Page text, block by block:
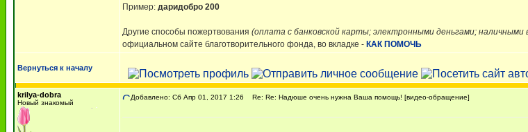
Пример: даридобро 200
Другие способы пожертвования (оплата с банковской карты; электронными деньгами;
официальном сайте благотворительного фонда, во вкладке - КАК ПОМОЧЬ
Вернуться к началу
krilya-dobra
Новый знакомый
Добавлено: Сб Апр 01, 2017 1:26 Re: Re: Надюше очень нужна Ваша помощь! [видео-обращение]